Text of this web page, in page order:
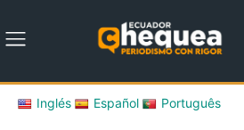
Inglés Español Português